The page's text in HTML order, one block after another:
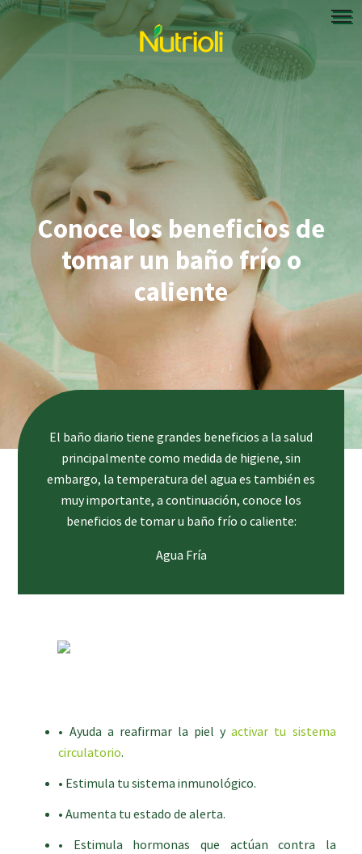
Conoce los beneficios de
tomar un baño frío o
caliente
El baño diario tiene grandes beneficios a la salud
principalmente como medida de higiene, sin
embargo, la temperatura del agua es también es
muy importante, a continuación, conoce los
beneficios de tomar u baño frío o caliente:
Agua Fría
• Ayuda a reafirmar la piel yactivar tu sistema
circulatorio.
• Estimula tu sistema inmunológico.
• Aumenta tu estado de alerta.
• Estimula hormonas que actúan contra la